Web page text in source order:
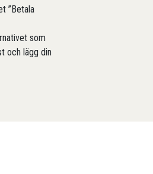
”Betala
som
och lägg din